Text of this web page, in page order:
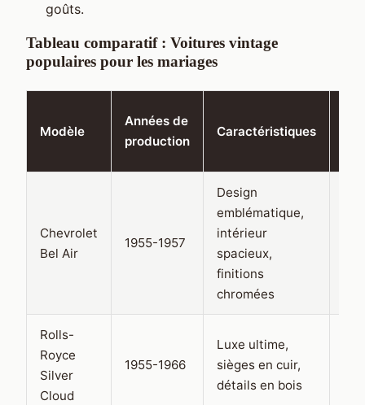
goûts.
Tableau comparatif : Voitures vintage
populaires pour les mariages
Modèle
Années de
production
Caractéristiques
Chevrolet
Bel Air
1955-1957
Design
emblématique,
intérieur
spacieux,
finitions
chromées
Rolls-
Royce
Silver
Cloud
1955-1966
Luxe ultime,
sièges en cuir,
détails en bois